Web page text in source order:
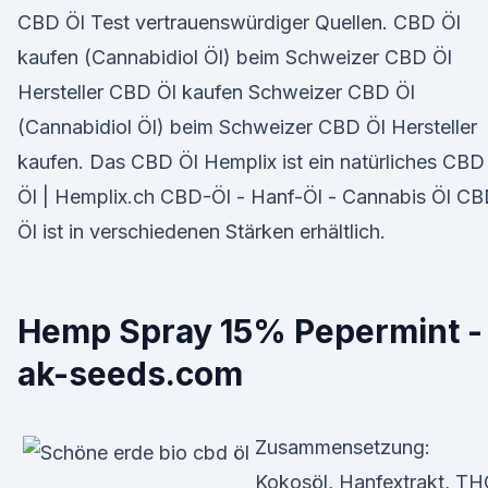
CBD Öl Test vertrauenswürdiger Quellen. CBD Öl
kaufen (Cannabidiol Öl) beim Schweizer CBD Öl
Hersteller CBD Öl kaufen Schweizer CBD Öl
(Cannabidiol Öl) beim Schweizer CBD Öl Hersteller
kaufen. Das CBD Öl Hemplix ist ein natürliches CBD
Öl | Hemplix.ch CBD-Öl - Hanf-Öl - Cannabis Öl
Öl ist in verschiedenen Stärken erhältlich.
Hemp Spray 15% Pepermint -
ak-seeds.com
Zusammensetzung:
Kokosöl, Hanfextrakt,